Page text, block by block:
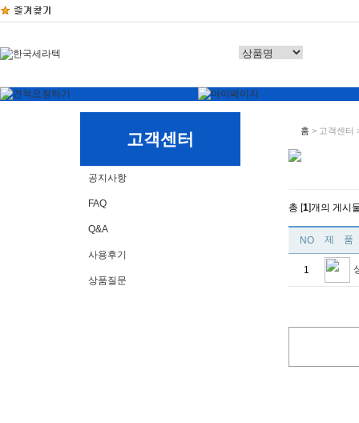
고객센터
공지사항
FAQ
Q&A
사용후기
상품질문
홈 > 고객센터
총 [1]개의 게시
NO 제 품
1